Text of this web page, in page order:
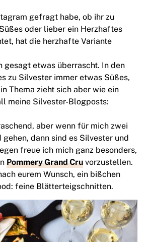
gefragt habe, ob ihr zu
oder lieber ein Herzhaftes
hat die herzhafte Variante
gesagt etwas überrascht. In den
zu Silvester immer etwas Süßes,
Thema zieht sich aber wie ein
meine Silvester-Blogposts:
aber wenn für mich zwei
gehen, dann sind es Silvester und
freue ich mich ganz besonders,
Pommery Grand Cru vorzustellen.
eurem Wunsch, ein bißchen
feine Blätterteigschnitten.